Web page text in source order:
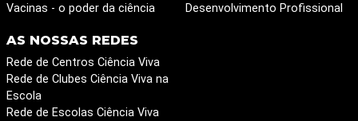
Vacinas - o poder da ciência
Desenvolvimento Profissional
AS NOSSAS REDES
Rede de Centros Ciência Viva
Rede de Clubes Ciência Viva na
Escola
Rede de Escolas Ciência Viva